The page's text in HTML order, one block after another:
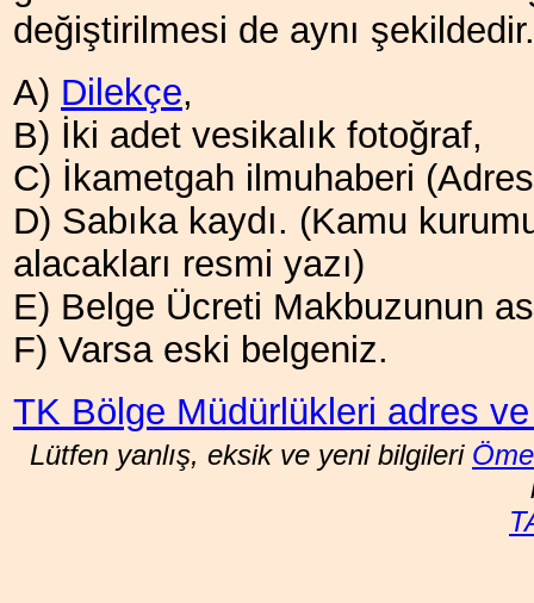
değiştirilmesi de aynı şekildedir.
A) Dilekçe,
B) İki adet vesikalık fotoğraf,
C) İkametgah ilmuhaberi
D) Sabıka kaydı. (Kamu
alacakları resmi yazı)
E) Belge Ücreti Makbuzunun
F) Varsa eski belgeniz.
TK Bölge Müdürlükleri adres ve
Lütfen yanlış, eksik ve yeni bilgileri